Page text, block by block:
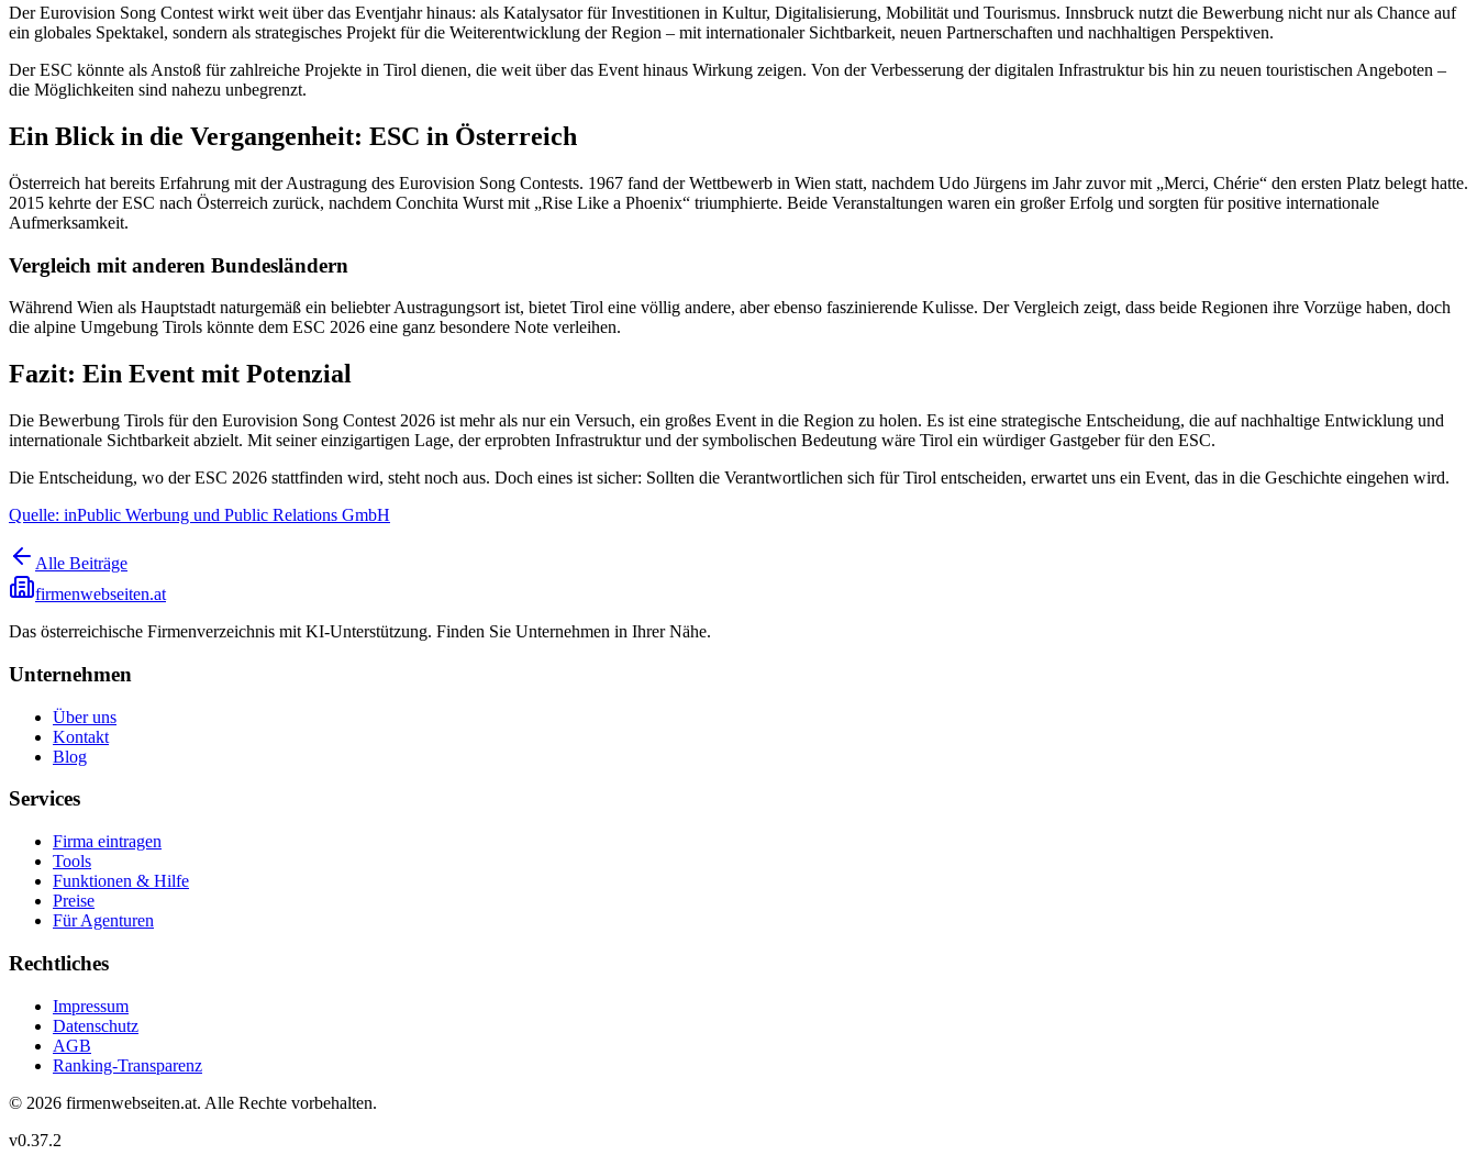
Der Eurovision Song Contest wirkt weit über das Eventjahr hinaus: als Katalysator für Investitionen in Kultur, Digitalisierung, Mobilität und Tourismus. Innsbruck nutzt die Bewerbung nicht nur als Chance auf
ein globales Spektakel, sondern als strategisches Projekt für die Weiterentwicklung der Region – mit internationaler Sichtbarkeit, neuen Partnerschaften und nachhaltigen Perspektiven.
Der ESC könnte als Anstoß für zahlreiche Projekte in Tirol dienen, die weit über das Event hinaus Wirkung zeigen. Von der Verbesserung der digitalen Infrastruktur bis hin zu neuen touristischen Angeboten –
die Möglichkeiten sind nahezu unbegrenzt.
Ein Blick in die Vergangenheit: ESC in Österreich
Österreich hat bereits Erfahrung mit der Austragung des Eurovision Song Contests. 1967 fand der Wettbewerb in Wien statt, nachdem Udo Jürgens im Jahr zuvor mit „Merci, Chérie“ den ersten Platz belegt hatte.
2015 kehrte der ESC nach Österreich zurück, nachdem Conchita Wurst mit „Rise Like a Phoenix“ triumphierte. Beide Veranstaltungen waren ein großer Erfolg und sorgten für positive internationale
Aufmerksamkeit.
Vergleich mit anderen Bundesländern
Während Wien als Hauptstadt naturgemäß ein beliebter Austragungsort ist, bietet Tirol eine völlig andere, aber ebenso faszinierende Kulisse. Der Vergleich zeigt, dass beide Regionen ihre Vorzüge haben, doch
die alpine Umgebung Tirols könnte dem ESC 2026 eine ganz besondere Note verleihen.
Fazit: Ein Event mit Potenzial
Die Bewerbung Tirols für den Eurovision Song Contest 2026 ist mehr als nur ein Versuch, ein großes Event in die Region zu holen. Es ist eine strategische Entscheidung, die auf nachhaltige Entwicklung und
internationale Sichtbarkeit abzielt. Mit seiner einzigartigen Lage, der erprobten Infrastruktur und der symbolischen Bedeutung wäre Tirol ein würdiger Gastgeber für den ESC.
Die Entscheidung, wo der ESC 2026 stattfinden wird, steht noch aus. Doch eines ist sicher: Sollten die Verantwortlichen sich für Tirol entscheiden, erwartet uns ein Event, das in die Geschichte eingehen wird.
Quelle: inPublic Werbung und Public Relations GmbH
Alle Beiträge
firmenwebseiten.at
Das österreichische Firmenverzeichnis mit KI-Unterstützung. Finden Sie Unternehmen in Ihrer Nähe.
Unternehmen
Über uns
Kontakt
Blog
Services
Firma eintragen
Tools
Funktionen & Hilfe
Preise
Für Agenturen
Rechtliches
Impressum
Datenschutz
AGB
Ranking-Transparenz
© 2026 firmenwebseiten.at. Alle Rechte vorbehalten.
v0.37.2